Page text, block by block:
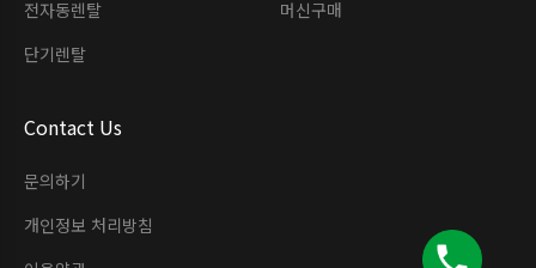
전자동렌탈
단기렌탈
머신구매
Contact Us
문의하기
개인정보 처리방침